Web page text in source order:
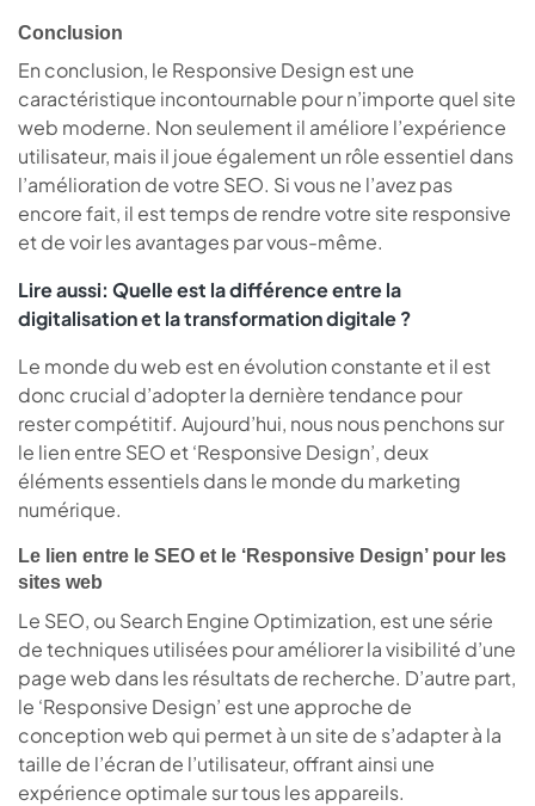
Conclusion
En conclusion, le Responsive Design est une
caractéristique incontournable pour n’importe quel site
web moderne. Non seulement il améliore l’expérience
utilisateur, mais il joue également un rôle essentiel dans
l’amélioration de votre SEO. Si vous ne l’avez pas
encore fait, il est temps de rendre votre site responsive
et de voir les avantages par vous-même.
Lire aussi: Quelle est la différence entre la
digitalisation et la transformation digitale ?
Le monde du web est en évolution constante et il est
donc crucial d’adopter la dernière tendance pour
rester compétitif. Aujourd’hui, nous nous penchons sur
le lien entre SEO et ‘Responsive Design’, deux
éléments essentiels dans le monde du marketing
numérique.
Le lien entre le SEO et le ‘Responsive Design’ pour les
sites web
Le SEO, ou Search Engine Optimization, est une série
de techniques utilisées pour améliorer la visibilité d’une
page web dans les résultats de recherche. D’autre part,
le ‘Responsive Design’ est une approche de
conception web qui permet à un site de s’adapter à la
taille de l’écran de l’utilisateur, offrant ainsi une
expérience optimale sur tous les appareils.